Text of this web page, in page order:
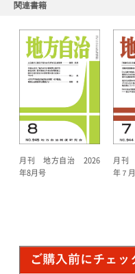
関連書籍
月刊 地方自治 2026
年8月号
月刊
年７